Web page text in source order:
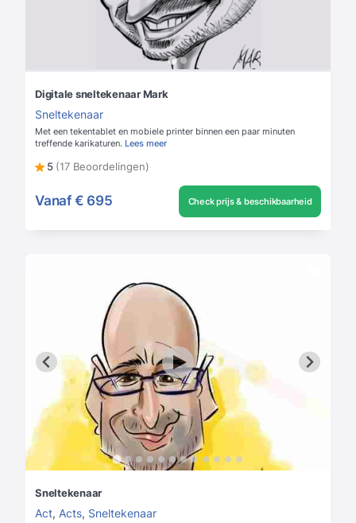
Digitale sneltekenaar Mark
Sneltekenaar
Met een tekentablet en mobiele printer binnen een paar minuten
treffende karikaturen. Lees meer
5 (17 Beoordelingen)
Vanaf € 695 Check prijs & beschikbaarheid
Sneltekenaar
Act, Acts, Sneltekenaar